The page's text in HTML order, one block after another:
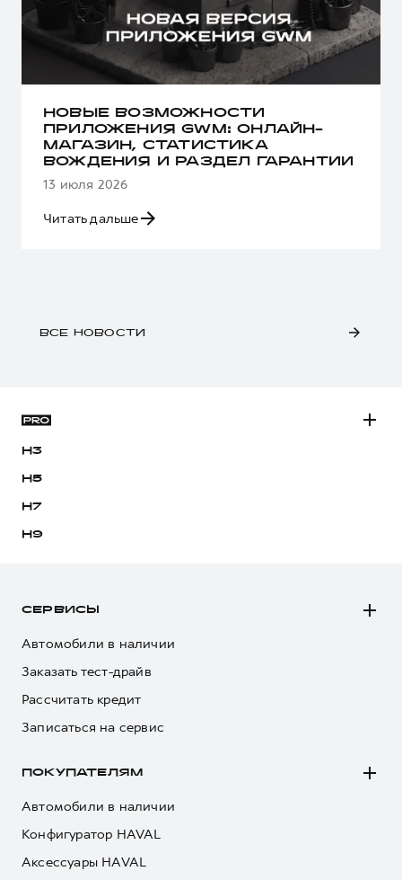
НОВЫЕ ВОЗМОЖНОСТИ
ПРИЛОЖЕНИЯ GWM: ОНЛАЙН-
МАГАЗИН, СТАТИСТИКА
ВОЖДЕНИЯ И РАЗДЕЛ ГАРАНТИИ
13 июля 2026
Читать дальше
ВСЕ НОВОСТИ
H3
H5
H7
H9
СЕРВИСЫ
Автомобили в наличии
Заказать тест-драйв
Рассчитать кредит
Записаться на сервис
ПОКУПАТЕЛЯМ
Автомобили в наличии
Конфигуратор HAVAL
Аксессуары HAVAL